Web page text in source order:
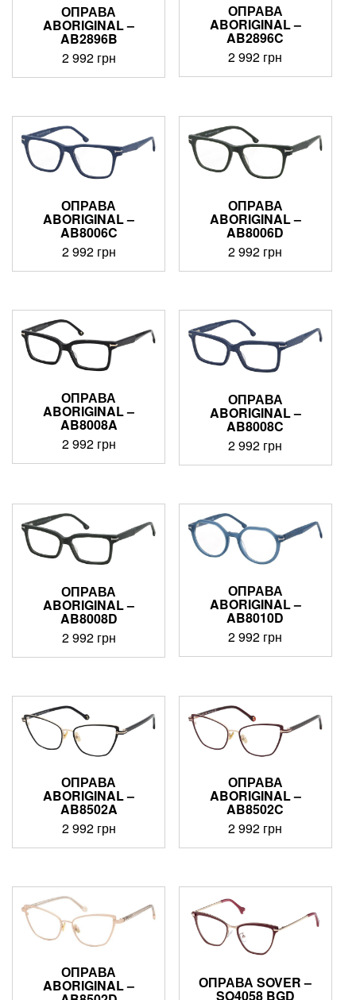
ОПРАВА
ABORIGINAL –
AB2896B
2 992 грн
ОПРАВА
ABORIGINAL –
AB2896C
2 992 грн
ОПРАВА
ABORIGINAL –
AB8006C
2 992 грн
ОПРАВА
ABORIGINAL –
AB8006D
2 992 грн
ОПРАВА
ABORIGINAL –
AB8008A
2 992 грн
ОПРАВА
ABORIGINAL –
AB8008C
2 992 грн
ОПРАВА
ABORIGINAL –
AB8008D
2 992 грн
ОПРАВА
ABORIGINAL –
AB8010D
2 992 грн
ОПРАВА
ABORIGINAL –
AB8502A
2 992 грн
ОПРАВА
ABORIGINAL –
AB8502C
2 992 грн
ОПРАВА
ABORIGINAL – ОПРАВА SOVER –
SO4058 BGD